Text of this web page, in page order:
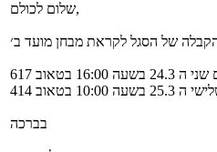
שלום לכולם,
16:00 בטאוב 617
בטאוב 414
בברכה